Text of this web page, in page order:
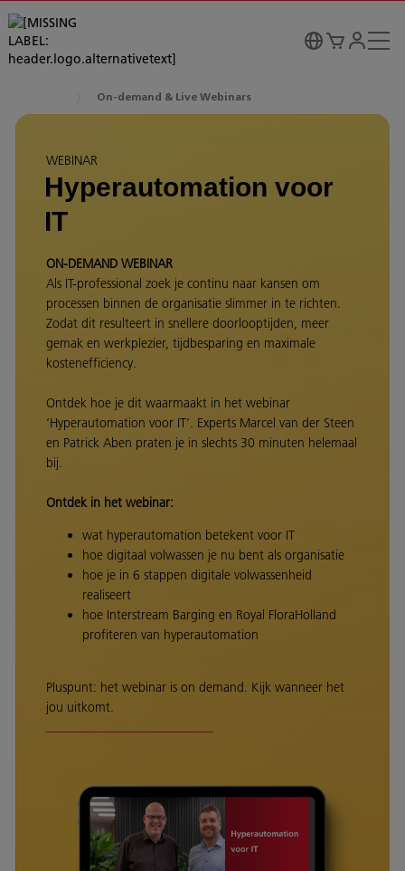
On-demand & Live Webinars
WEBINAR
Hyperautomation voor
IT
ON-DEMAND WEBINAR
Als IT-professional zoek je continu naar kansen om
processen binnen de organisatie slimmer in te richten.
Zodat dit resulteert in snellere doorlooptijden, meer
gemak en werkplezier, tijdbesparing en maximale
kostenefficiency.
Ontdek hoe je dit waarmaakt in het webinar
‘Hyperautomation voor IT’. Experts Marcel van der Steen
en Patrick Aben praten je in slechts 30 minuten helemaal
bij.
Ontdek in het webinar:
wat hyperautomation betekent voor IT
hoe digitaal volwassen je nu bent als organisatie
hoe je in 6 stappen digitale volwassenheid
realiseert
hoe Interstream Barging en Royal FloraHolland
profiteren van hyperautomation
Pluspunt: het webinar is on demand. Kijk wanneer het
jou uitkomt.